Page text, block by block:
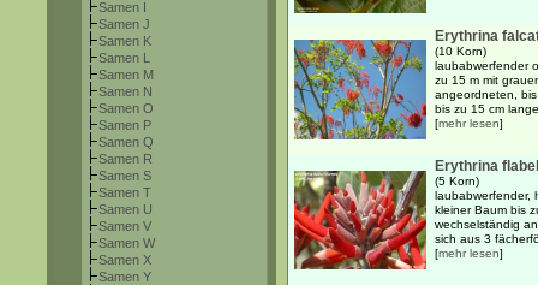
Samen I
Samen J
Samen K
Samen L
Samen M
Samen N
Samen O
Samen P
Samen Q
Samen R
Samen S
Samen T
Samen U
Samen V
Samen W
Samen X
Samen Y
Erythrina
(10 Korn)
laubabwerfender
zu 15 m mit
angeordneten,
bis zu 15 cm
[mehr lesen]
Erythrina
(5 Korn)
laubabwerfender,
kleiner Baum bis
wechselständig
sich aus 3
[mehr lesen]